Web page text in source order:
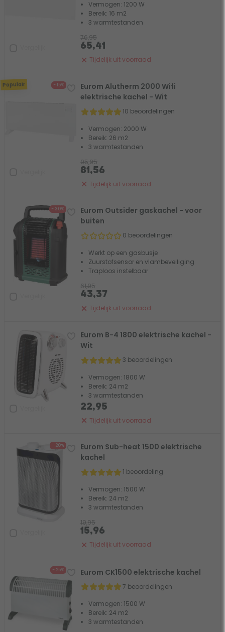
Vermogen: 1200 W
Bereik: 16 m2
3 warmtestanden
Tijdelijk uit voorraad
76,95
65,41
Populair - 15%
Eurom Alutherm 2000 Wifi
elektrische kachel - Wit
10 beoordelingen
Vermogen: 2000 W
Bereik: 26 m2
3 warmtestanden
Tijdelijk uit voorraad
95,95
81,56
- 30%
Eurom Outsider gaskachel - voor
buiten
0 beoordelingen
Werkt op een gasbusje
Zuurstofsensor en vlambeveiliging
Traploos instelbaar
Tijdelijk uit voorraad
61,95
43,37
Eurom B-4 1800 elektrische kachel -
Wit
3 beoordelingen
Vermogen: 1800 W
Bereik: 24 m2
3 warmtestanden
Tijdelijk uit voorraad
22,95
- 20%
Eurom Sub-heat 1500 elektrische
kachel
1 beoordeling
Vermogen: 1500 W
Bereik: 24 m2
3 warmtestanden
Tijdelijk uit voorraad
19,95
15,96
- 25% Eurom CK1500 elektrische kachel
7 beoordelingen
Vermogen: 1500 W
Bereik: 24 m2
3 warmtestanden